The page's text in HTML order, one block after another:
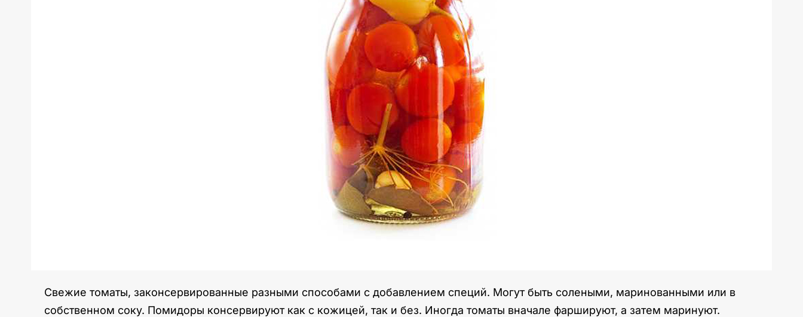
Свежие томаты, законсервированные разными способами с добавлением специй. Могут быть солеными, маринованными или в
собственном соку. Помидоры консервируют как с кожицей, так и без. Иногда томаты вначале фаршируют, а затем маринуют.